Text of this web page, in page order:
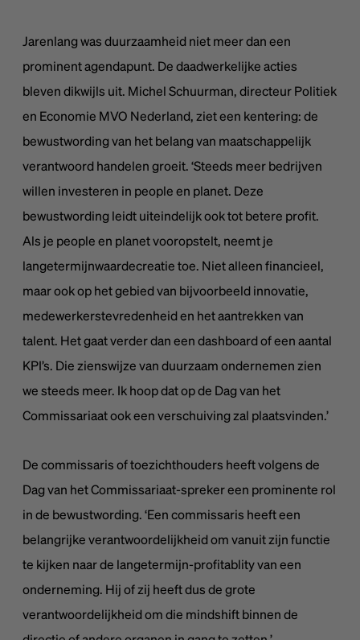
Jarenlang was duurzaamheid niet meer dan een
prominent agendapunt. De daadwerkelijke acties
bleven dikwijls uit. Michel Schuurman, directeur Politiek
en Economie MVO Nederland, ziet een kentering: de
bewustwording van het belang van maatschappelijk
verantwoord handelen groeit. ‘Steeds meer bedrijven
willen investeren in people en planet. Deze
bewustwording leidt uiteindelijk ook tot betere profit.
Als je people en planet vooropstelt, neemt je
langetermijnwaardecreatie toe. Niet alleen financieel,
maar ook op het gebied van bijvoorbeeld innovatie,
medewerkerstevredenheid en het aantrekken van
talent. Het gaat verder dan een dashboard of een aantal
KPI’s. Die zienswijze van duurzaam ondernemen zien
we steeds meer. Ik hoop dat op de Dag van het
Commissariaat ook een verschuiving zal plaatsvinden.’
De commissaris of toezichthouders heeft volgens de
Dag van het Commissariaat-spreker een prominente rol
in de bewustwording. ‘Een commissaris heeft een
belangrijke verantwoordelijkheid om vanuit zijn functie
te kijken naar de langetermijn-profitablity van een
onderneming. Hij of zij heeft dus de grote
verantwoordelijkheid om die mindshift binnen de